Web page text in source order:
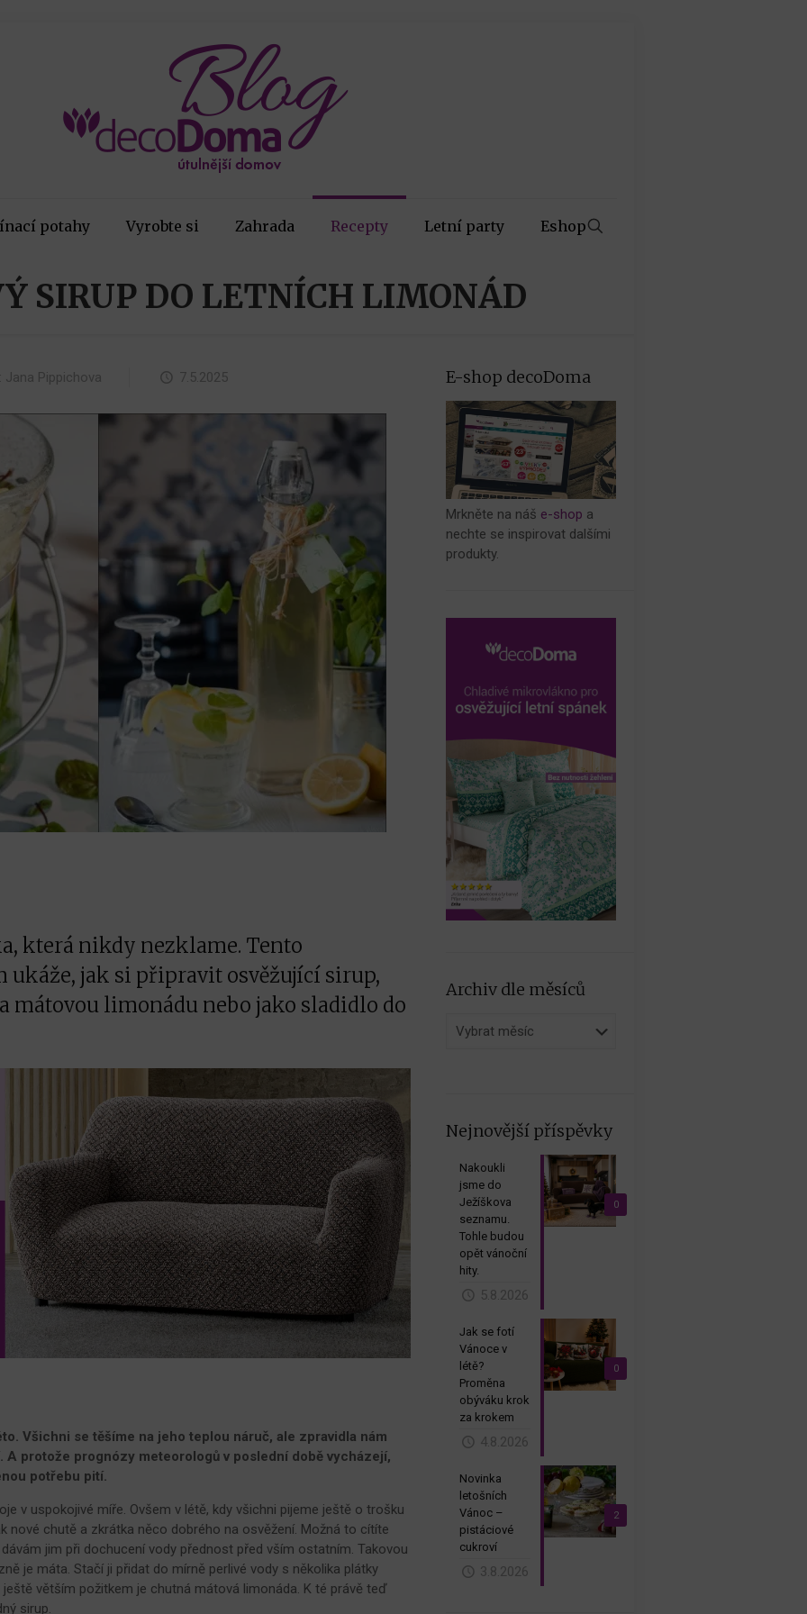
potahy Vyrobte si Zahrada Recepty Letní party Eshop
SIRUP DO LETNÍCH LIMONÁD
Jana Pippichova 7.5.2025
která nikdy nezklame. Tento
ukáže, jak si připravit osvěžující sirup,
mátovou limonádu nebo jako sladidlo do
Všichni se těšíme na jeho teplou náruč, ale zpravidla nám
A protože prognózy meteorologů v poslední době vycházejí,
potřebu pití.
v uspokojivé míře. Ovšem v létě, kdy všichni pijeme ještě o trošku
nové chutě a zkrátka něco dobrého na osvěžení. Možná to cítíte
jim při dochucení vody přednost před vším ostatním. Takovou
je máta. Stačí ji přidat do mírně perlivé vody s několika plátky
větším požitkem je chutná mátová limonáda. K té právě teď
sirup.
E-shop decoDoma
Mrkněte na náš e-shop a
nechte se inspirovat dalšími
produkty.
Archiv dle měsíců
Archiv
Nejnovější příspěvky
0
Nakoukli
jsme do
Ježíškova
seznamu.
Tohle budou
opět vánoční
hity.
5.8.2026
0
Jak se fotí
Vánoce v
létě?
Proměna
obýváku krok
za krokem
4.8.2026
2
Novinka
letošních
Vánoc –
pistáciové
cukroví
3.8.2026